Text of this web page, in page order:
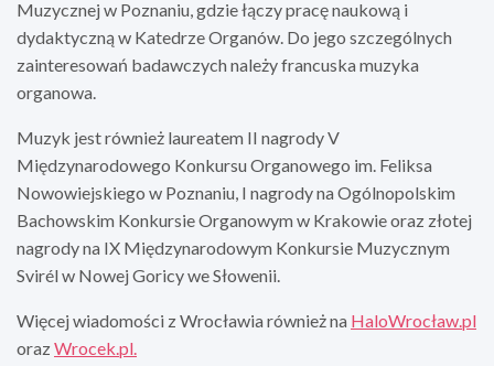
Muzycznej w Poznaniu, gdzie łączy pracę naukową i
dydaktyczną w Katedrze Organów. Do jego szczególnych
zainteresowań badawczych należy francuska muzyka
organowa.
Muzyk jest również laureatem II nagrody V
Międzynarodowego Konkursu Organowego im. Feliksa
Nowowiejskiego w Poznaniu, I nagrody na Ogólnopolskim
Bachowskim Konkursie Organowym w Krakowie oraz złotej
nagrody na IX Międzynarodowym Konkursie Muzycznym
Svirél w Nowej Goricy we Słowenii.
Więcej wiadomości z Wrocławia również na HaloWrocław.pl
orazWrocek.pl.